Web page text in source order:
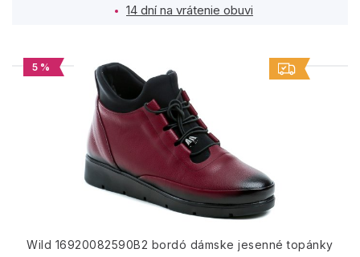
14 dní na vrátenie obuvi
PODOBNÉ PRODUKTY
5 %
Wild 16920082590B2 bordó dámske jesenné topánky